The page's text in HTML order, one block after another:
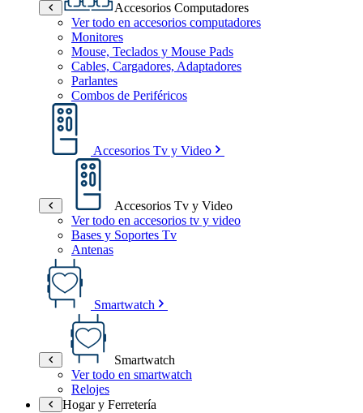
Accesorios Computadores
Ver todo en accesorios computadores
Monitores
Mouse, Teclados y Mouse Pads
Cables, Cargadores, Adaptadores
Parlantes
Combos de Periféricos
Accesorios Tv y Video
Accesorios Tv y Video
Ver todo en accesorios tv y video
Bases y Soportes Tv
Antenas
Smartwatch
Smartwatch
Ver todo en smartwatch
Relojes
Hogar y Ferretería